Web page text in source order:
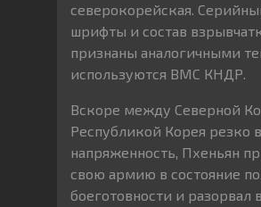
северокорейская.
шрифты и состав
признаны аналогичными
используются ВМС КНДР.
Вскоре между Северной
Республикой Корея резко
напряженность, Пхеньян
свою армию в состояние
боеготовности и разорвал